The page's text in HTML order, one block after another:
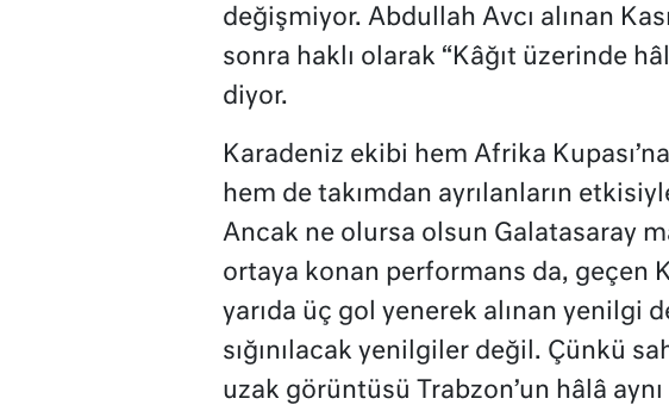
değişmiyor. Abdullah Avcı alınan
sonra haklı olarak “Kâğıt üzerinde
diyor.
Karadeniz ekibi hem Afrika
hem de takımdan ayrılanların
Ancak ne olursa olsun Galatasaray
ortaya konan performans da, geçen
yarıda üç gol yenerek alınan yenilgi
sığınılacak yenilgiler değil. Çünkü
uzak görüntüsü Trabzon’un hâlâ aynı